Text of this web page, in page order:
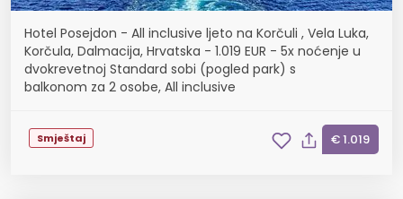
Hotel Posejdon - All inclusive ljeto na Korčuli , Vela Luka,
Korčula, Dalmacija, Hrvatska - 1.019 EUR - 5x noćenje u
dvokrevetnoj Standard sobi (pogled park) s
balkonom za 2 osobe, All inclusive
Smještaj € 1.019